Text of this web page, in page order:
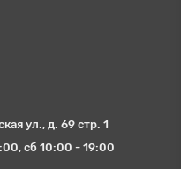
ул., д. 69 стр. 1
сб 10:00 - 19:00